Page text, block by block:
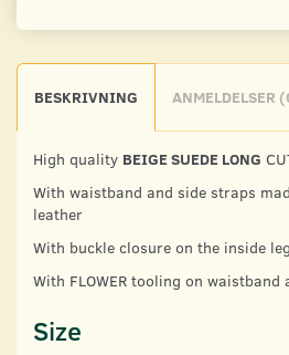
BESKRIVNING ANMELDELSER
High quality BEIGE SUEDE LONG
With waistband and side straps
leather
With buckle closure on the inside
With FLOWER tooling on waistband
Size